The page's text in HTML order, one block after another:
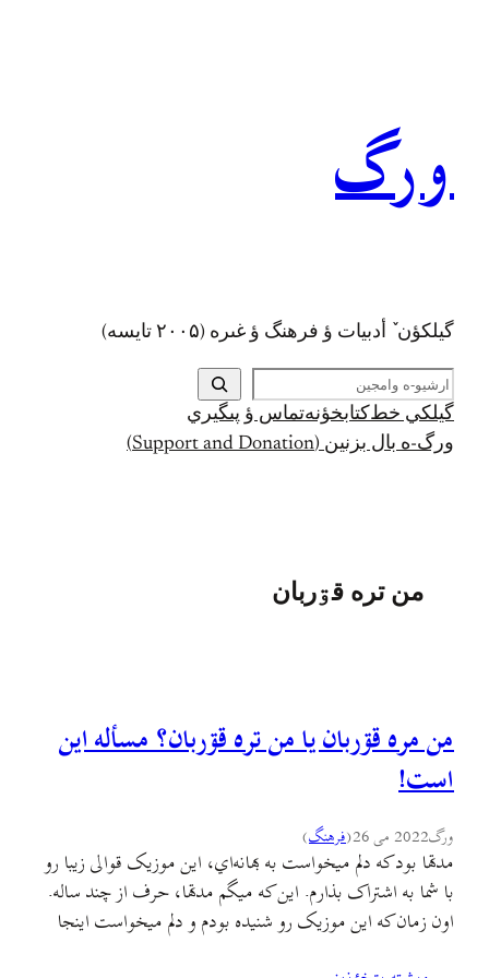
ورگ
گيلکؤن ٚ أدبیات ؤ فرهنگ ؤ غىره (۲۰۰۵ تايسه)
ج
س
ت
ج
گيلکي خط کتابخؤنهتماس ؤ پىگيري
ورگ-ه بال بزنين (Support and Donation)
من تره قۊربان
من مره قۊربان یا من تره قۊربان؟ مسأله این
است!
ورگ2022 می 26 (فرهنگ)
مدتها بود که دلم میخواست به بهانه‌اي، این موزیک قوالی زیبا رو
با شما به اشتراک بذارم. این که میگم مدتها، حرف از چند ساله.
اون زمان که این موزیک رو شنیده بودم و دلم میخواست اینجا